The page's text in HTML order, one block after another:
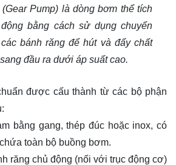
Pump) là dòng bơm thể tích
bằng cách sử dụng chuyển
bánh răng để hút và đẩy chất
đầu ra dưới áp suất cao.
được cấu thành từ các bộ phận
bằng gang, thép đúc hoặc inox, có
toàn bộ buồng bơm.
răng chủ động (nối với trục động cơ)